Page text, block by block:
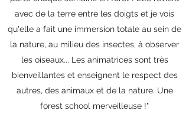
avec de la terre entre les doigts et je vois
qu'elle a fait une immersion totale au sein de
la nature, au milieu des insectes, à observer
les oiseaux... Les animatrices sont très
bienveillantes et enseignent le respect des
autres, des animaux et de la nature. Une
forest school merveilleuse !"